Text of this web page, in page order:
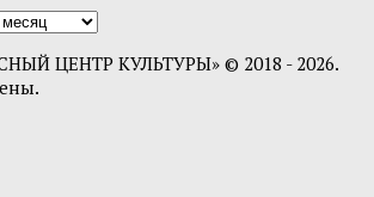
ЦЕНТР КУЛЬТУРЫ» © 2018 - 2026.